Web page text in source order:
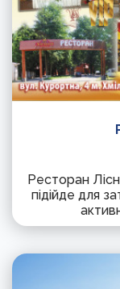
Ресторан
підійде для